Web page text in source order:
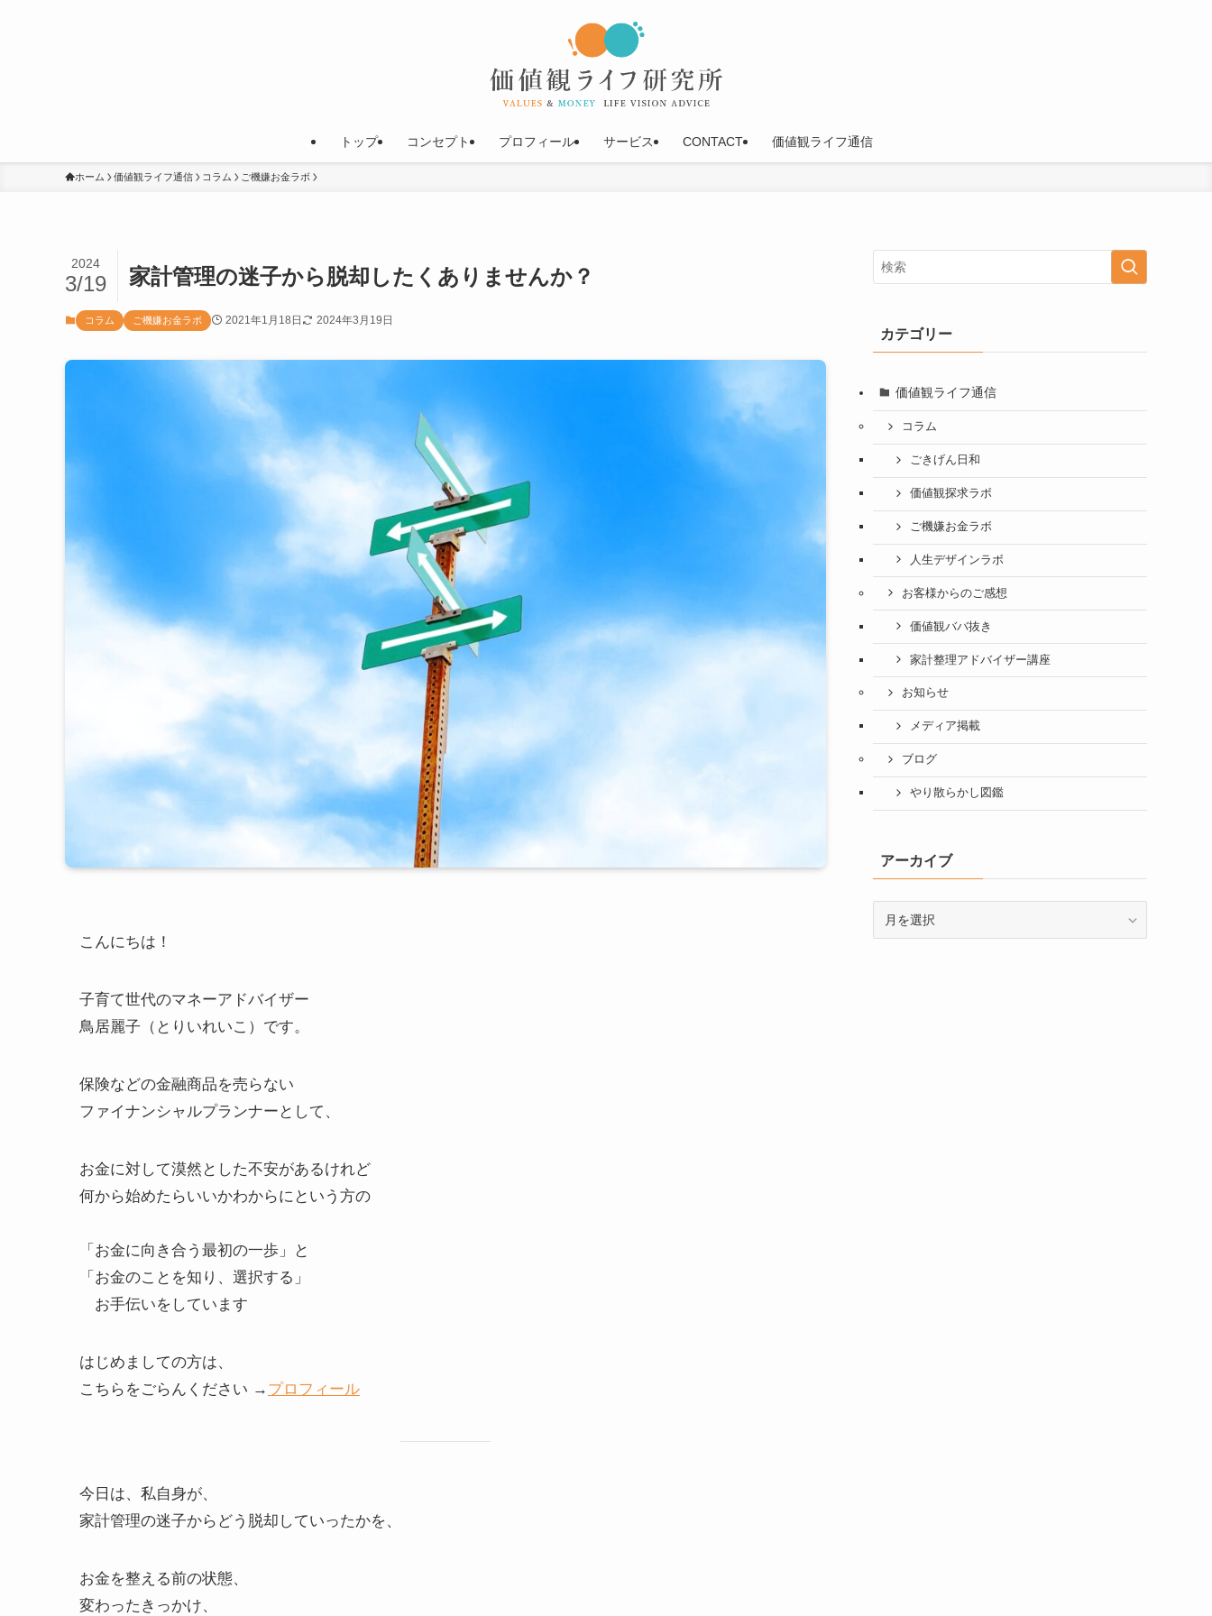
トップ コンセプト プロフィール サービス CONTACT 価値観ライフ通信
ホーム 価値観ライフ通信 コラム ご機嫌お金ラボ
家計管理の迷子から脱却したくありませんか？
2024
3/19
コラム ご機嫌お金ラボ 2021年1月18日 2024年3月19日
こんにちは！
子育て世代のマネーアドバイザー
鳥居麗子（とりいれいこ）です。
保険などの金融商品を売らない
ファイナンシャルプランナーとして、
お金に対して漠然とした不安があるけれど
何から始めたらいいかわからにという方の
「お金に向き合う最初の一歩」と
「お金のことを知り、選択する」
お手伝いをしています
はじめましての方は、
こちらをごらんください → プロフィール
今日は、私自身が、
家計管理の迷子からどう脱却していったかを、
お金を整える前の状態、
変わったきっかけ、
カテゴリー
価値観ライフ通信
コラム
ごきげん日和
価値観探求ラボ
ご機嫌お金ラボ
人生デザインラボ
お客様からのご感想
価値観ババ抜き
家計整理アドバイザー講座
お知らせ
メディア掲載
ブログ
やり散らかし図鑑
アーカイブ